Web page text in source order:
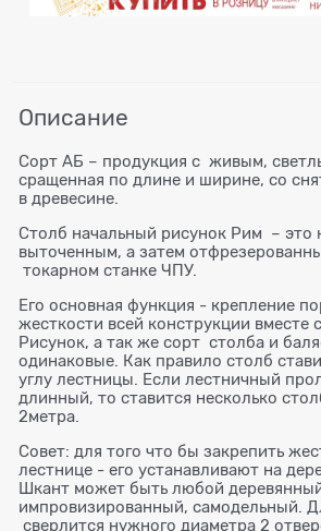
Описание
Сорт АБ – продукция с живым,
сращенная по длине и ширине, со
в древесине.
Столб начальный рисунок Рим – это
выточенным, а затем
токарном станке ЧПУ.
Его основная функция - крепление
жесткости всей конструкции вместе
Рисунок, а так же сорт столба и
одинаковые. Как правило столб
углу лестницы. Если лестничный
длинный, то ставится несколько
2метра.
Совет: для того что бы закрепить
лестнице - его устанавливают на
Шкант может быть любой
импровизированный, самодельный.
сверлится нужного диаметра 2